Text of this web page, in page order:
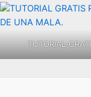
TUTORIAL-